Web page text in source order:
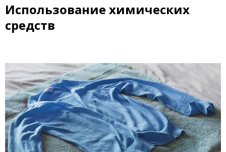
Использование химических
средств